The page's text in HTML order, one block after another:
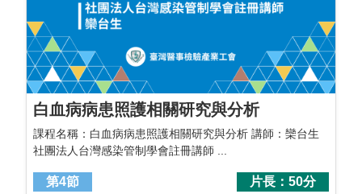
白血病病患照護相關研究與分析
課程名稱：白血病病患照護相關研究與分析 講師：欒台生
社團法人台灣感染管制學會註冊講師 ...
第4節 片長：50分